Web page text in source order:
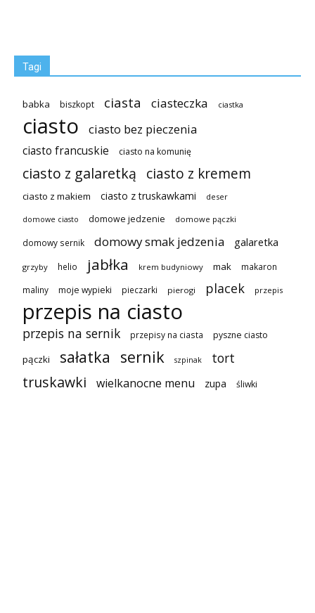
Tagi
babka biszkopt ciasta ciasteczka ciastka
ciasto ciasto bez pieczenia
ciasto francuskie ciasto na komunię
ciasto z galaretką ciasto z kremem
ciasto z makiem ciasto z truskawkami deser
domowe ciasto domowe jedzenie domowe pączki
domowy sernik domowy smak jedzenia galaretka
grzyby helio jabłka krem budyniowy mak makaron
maliny moje wypieki pieczarki pierogi placek przepis
przepis na ciasto
przepis na sernik przepisy na ciasta pyszne ciasto
pączki sałatka sernik szpinak tort
truskawki wielkanocne menu zupa śliwki